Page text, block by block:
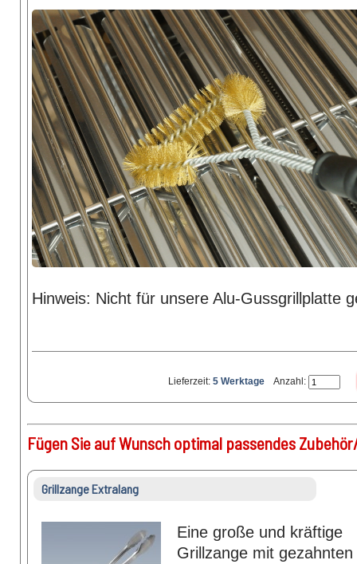
Hinweis: Nicht für unsere Alu-Gussgrillplatte
Lieferzeit: 5 Werktage Anzahl:
Fügen Sie auf Wunsch optimal passendes
Grillzange Extralang
Eine große und kräftige
Grillzange mit gezahnten